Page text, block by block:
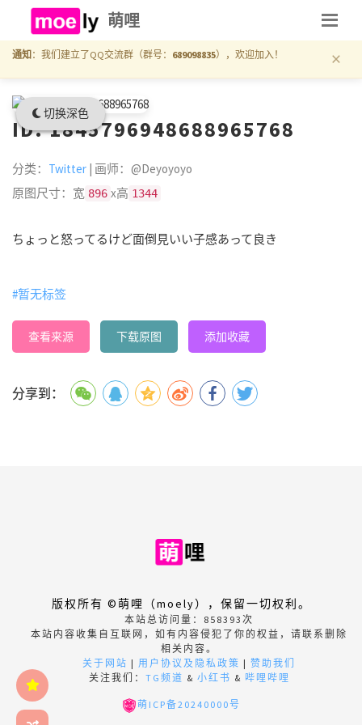
切换深色
萌哩
通知 ：我们建立了QQ交流群（群号： 689098835），欢迎加入！ ×
ID: 1845796948688965768
分类： Twitter | 画师：@Deyoyoyo
原图尺寸：宽 896 x高 1344
ちょっと怒ってるけど面倒見いい子感あって良き
#暂无标签
查看来源 下载原图 添加收藏
分享到：
版权所有 ©萌哩（moely），保留一切权利。
本站总访问量： 858393 次
本站内容收集自互联网，如有内容侵犯了你的权益，请联系删除
相关内容。
关于网站 | 用户协议及隐私政策 | 赞助我们
关注我们： TG频道 & 小红书 & 哔哩哔哩
萌ICP备20240000号